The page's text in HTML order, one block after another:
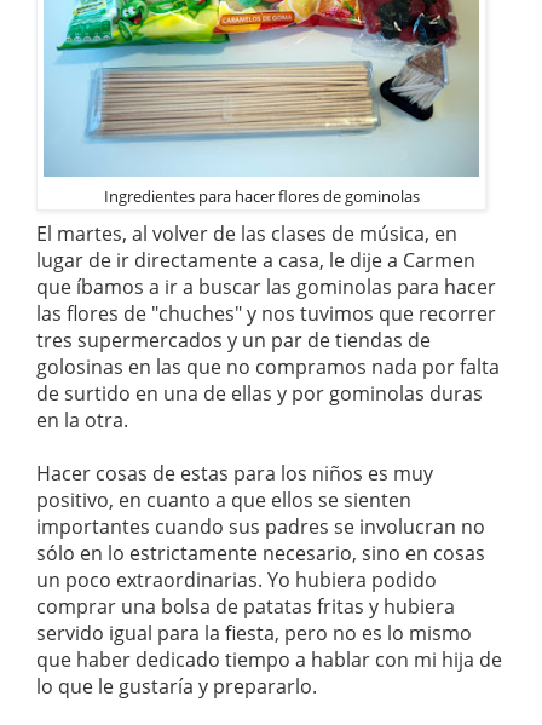
Ingredientes para hacer flores de gominolas
El martes, al volver de las clases de música, en
lugar de ir directamente a casa, le dije a Carmen
que íbamos a ir a buscar las gominolas para hacer
las flores de "chuches" y nos tuvimos que recorrer
tres supermercados y un par de tiendas de
golosinas en las que no compramos nada por falta
de surtido en una de ellas y por gominolas duras
en la otra.
Hacer cosas de estas para los niños es muy
positivo, en cuanto a que ellos se sienten
importantes cuando sus padres se involucran no
sólo en lo estrictamente necesario, sino en cosas
un poco extraordinarias. Yo hubiera podido
comprar una bolsa de patatas fritas y hubiera
servido igual para la fiesta, pero no es lo mismo
que haber dedicado tiempo a hablar con mi hija de
lo que le gustaría y prepararlo.